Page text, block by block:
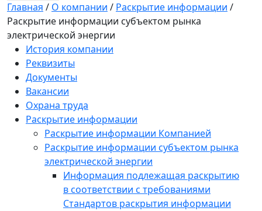
Главная / О компании / Раскрытие информации /
Раскрытие информации субъектом рынка
электрической энергии
История компании
Реквизиты
Документы
Вакансии
Охрана труда
Раскрытие информации
Раскрытие информации Компанией
Раскрытие информации субъектом рынка
электрической энергии
Информация подлежащая раскрытию
в соответствии с требованиями
Стандартов раскрытия информации